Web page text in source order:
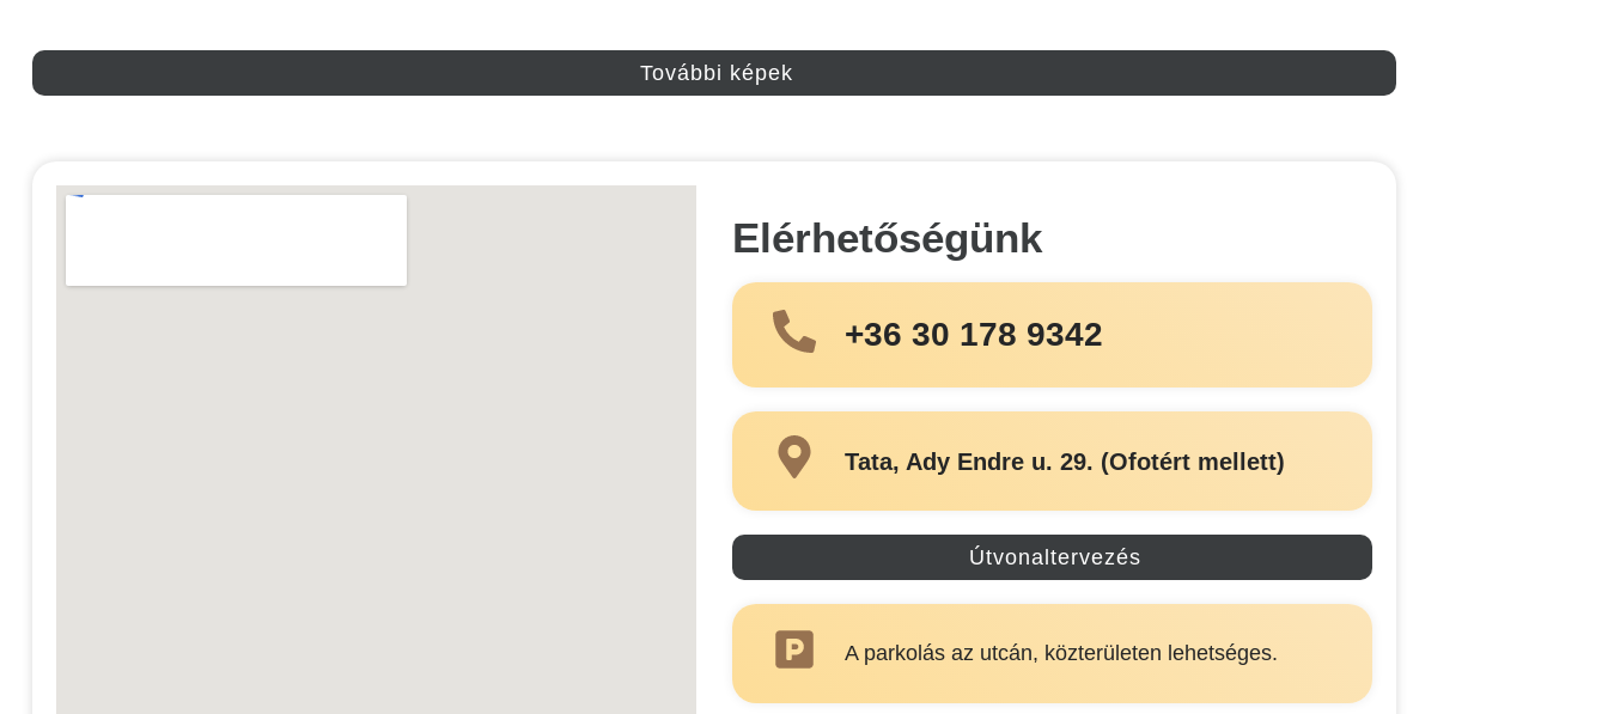
További képek
Elérhetőségünk
+36 30 178 9342
Tata, Ady Endre u. 29. (Ofotért mellett)
Útvonaltervezés
A parkolás az utcán, közterületen lehetséges.